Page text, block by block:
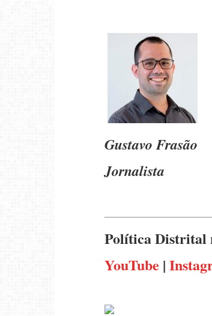
Gustavo Frasão
Jornalista
Política Distrital
YouTube |